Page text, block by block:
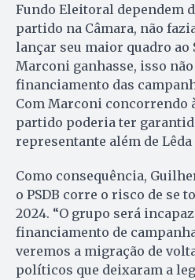
Fundo Eleitoral dependem
partido na Câmara, não
lançar seu maior quadro ao
Marconi ganhasse, isso
financiamento das
Com Marconi concorrendo
partido poderia ter
representante além de Lêda
Como consequência,
o PSDB corre o risco de se
2024. “O grupo será
financiamento de
veremos a migração de
políticos que deixaram a